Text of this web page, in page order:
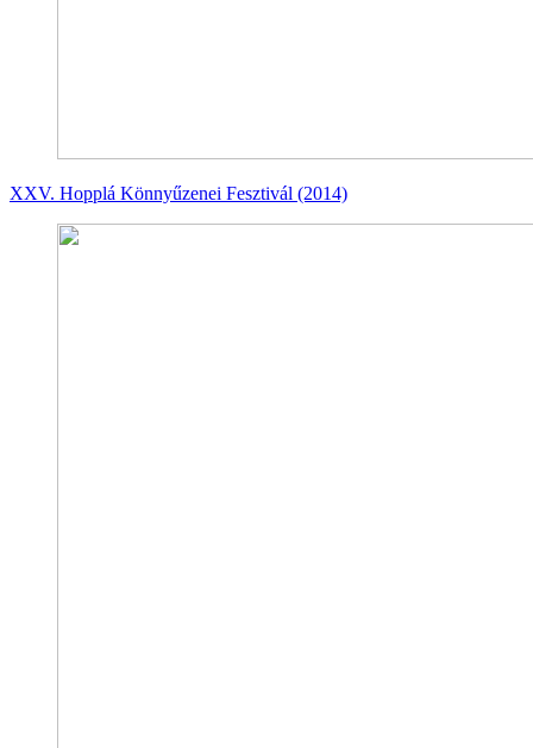
XXV. Hopplá Könnyűzenei Fesztivál (2014)